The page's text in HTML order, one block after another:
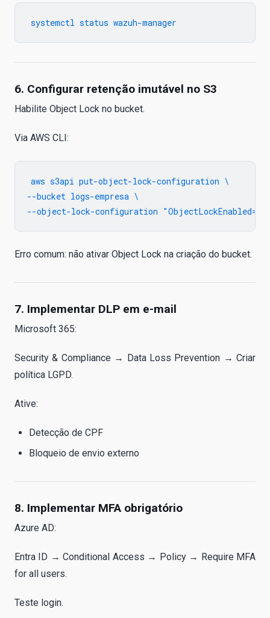
6. Configurar retenção imutável no S3
Habilite Object Lock no bucket.
Via AWS CLI:
aws s3api put-object-lock-configuration \
--bucket logs-empresa \
Erro comum: não ativar Object Lock na criação do bucket.
7. Implementar DLP em e-mail
Microsoft 365:
Security & Compliance → Data Loss Prevention → Criar
política LGPD.
Ative:
Detecção de CPF
Bloqueio de envio externo
8. Implementar MFA obrigatório
Azure AD:
Entra ID → Conditional Access → Policy → Require MFA
for all users.
Teste login.